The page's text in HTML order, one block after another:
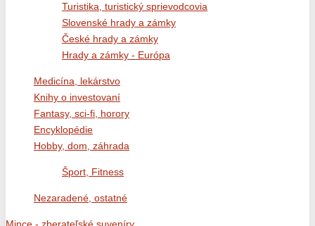
Turistika, turistický sprievodcovia
Slovenské hrady a zámky
České hrady a zámky
Hrady a zámky - Európa
Medicína, lekárstvo
Knihy o investovaní
Fantasy, sci-fi, horory
Encyklopédie
Hobby, dom, záhrada
Šport, Fitness
Nezaradené, ostatné